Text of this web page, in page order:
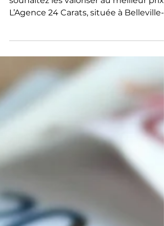
Vous possédez des pièces d’or et vous
partenaire de confiance pour la vente,
l’achat et l’estimation de vos Louis d’or,
Napoléons, 20 Francs, Souverains, ou
encore bijoux en or et lingots d'or,
la région Bourgogne, Rhône, Ain et
Beaujolais.